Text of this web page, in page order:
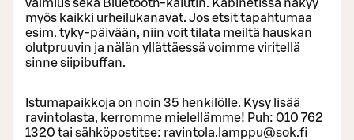
valmius sekä Bluetooth-kaiutin. Kabinetissa näkyy
myös kaikki urheilukanavat. Jos etsit tapahtumaa
esim. tyky-päivään, niin voit tilata meiltä hauskan
olutpruuvin ja nälän yllättäessä voimme viritellä
sinne siipibuffan.
Istumapaikkoja on noin 35 henkilölle. Kysy lisää
ravintolasta, kerromme mielellämme! Puh: 010 762
1320 tai sähköpostitse: ravintola.lamppu@sok.fi